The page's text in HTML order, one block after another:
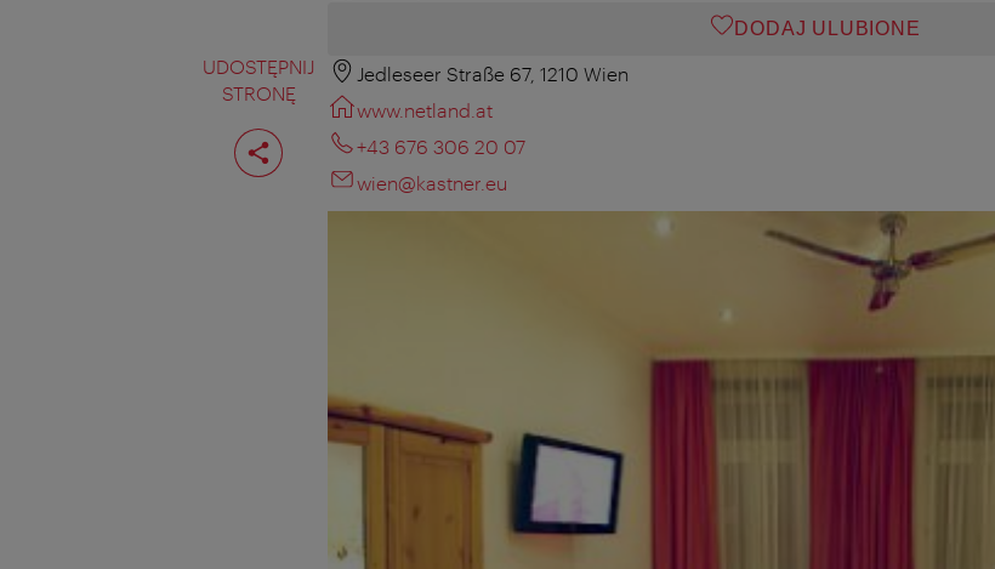
UDOSTĘPNIJ
STRONĘ
Podziel
stronę
DODAJ ULUBIONE
Jedleseer Straße 67, 1210 Wien
www.netland.at
+43 676 306 20 07
wien@kastner.eu